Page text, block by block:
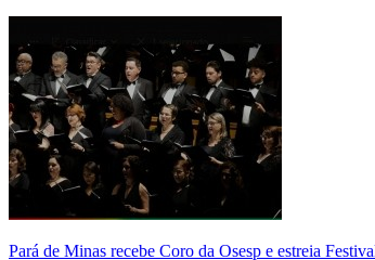
Pará de Minas recebe Coro da Osesp e estreia